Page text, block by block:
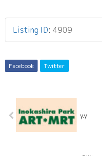
Listing ID: 4909
Facebook Twitter
y.y